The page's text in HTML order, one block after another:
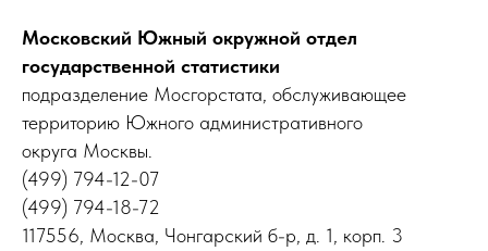
Московский Южный окружной отдел
государственной статистики
подразделение Мосгорстата, обслуживающее
территорию Южного административного
округа Москвы.
(499) 794-12-07
(499) 794-18-72
117556, Москва, Чонгарский б-р, д. 1, корп. 3